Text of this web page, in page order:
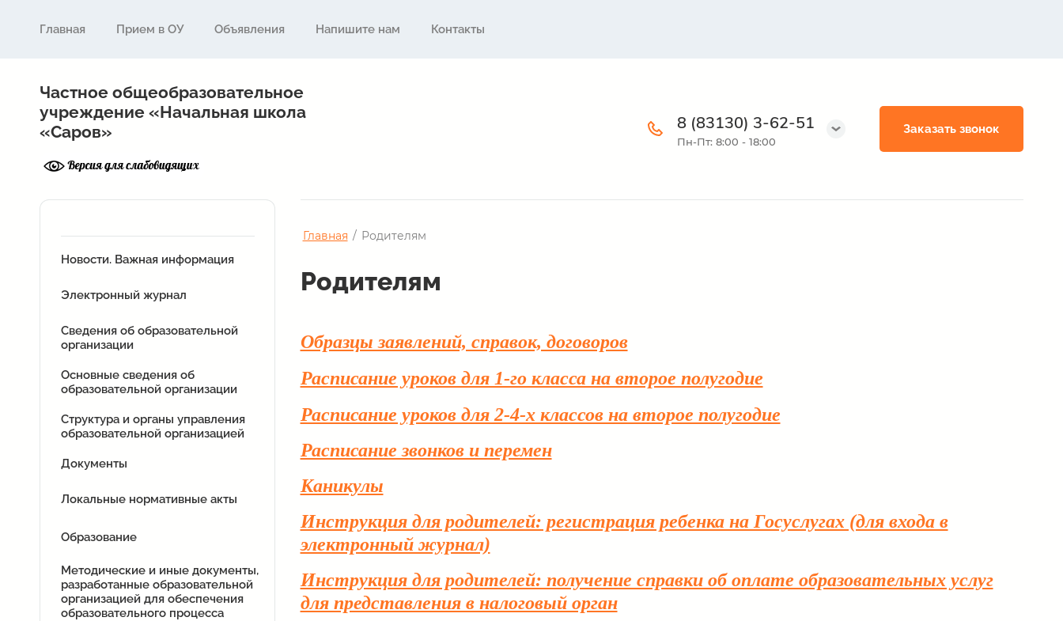
Главная Прием в ОУ Объявления Напишите нам Контакты
Частное общеобразовательное
учреждение «Начальная школа
«Саров»
Пн-Пт: 8:00 - 18:00
8 (83130) 3-62-51 Заказать звонок
Новости. Важная информация
Электронный журнал
Сведения об образовательной
организации
Основные сведения об
образовательной организации
Структура и органы управления
образовательной организацией
Документы
Локальные нормативные акты
Образование
Методические и иные документы,
разработанные образовательной
организацией для обеспечения
образовательного процесса
Главная / Родителям
Родителям
Образцы заявлений, справок, договоров
Расписание уроков для 1-го класса на второе полугодие
Расписание уроков для 2-4-х классов на второе полугодие
Расписание звонков и перемен
Каникулы
Инструкция для родителей: регистрация ребенка на Госуслугах (для входа в
электронный журнал)
Инструкция для родителей: получение справки об оплате образовательных услуг
для представления в налоговый орган